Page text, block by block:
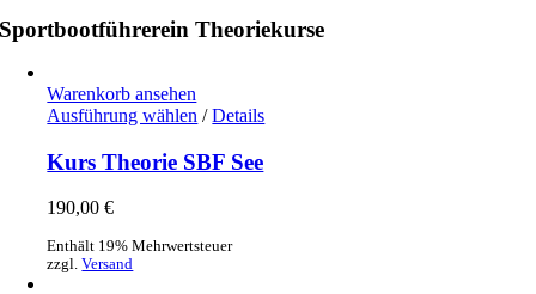
Sportbootführerein Theoriekurse
Warenkorb ansehen
Ausführung wählen / Details
Kurs Theorie SBF See
190,00€
Enthält 19% Mehrwertsteuer
zzgl.Versand